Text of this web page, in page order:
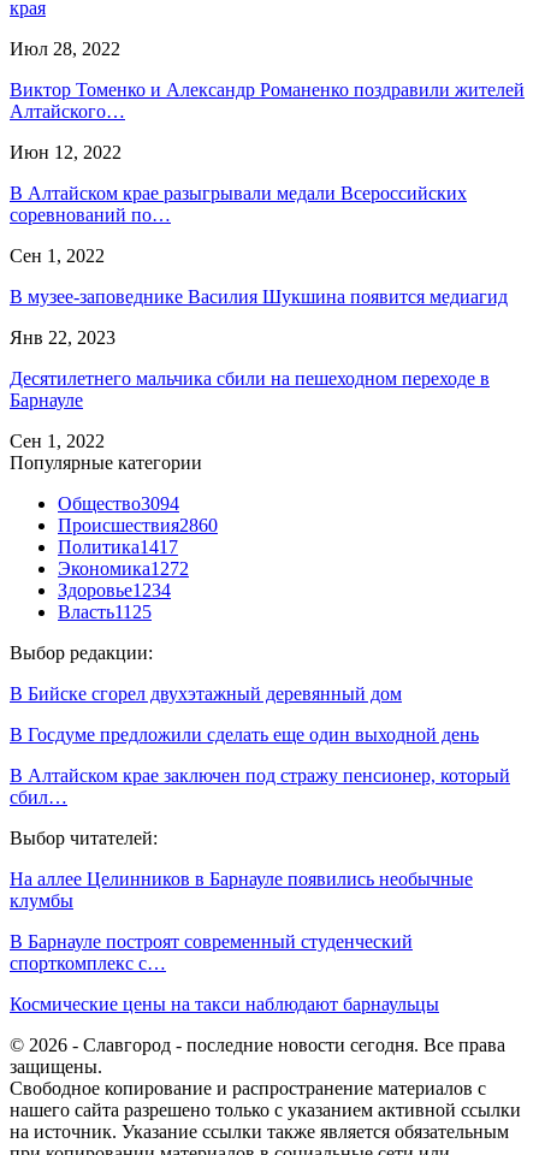
края
Июл 28, 2022
Виктор Томенко и Александр Романенко поздравили жителей
Алтайского…
Июн 12, 2022
В Алтайском крае разыгрывали медали Всероссийских
соревнований по…
Сен 1, 2022
В музее-заповеднике Василия Шукшина появится медиагид
Янв 22, 2023
Десятилетнего мальчика сбили на пешеходном переходе в
Барнауле
Сен 1, 2022
Популярные категории
Общество3094
Происшествия2860
Политика1417
Экономика1272
Здоровье1234
Власть1125
Выбор редакции:
В Бийске сгорел двухэтажный деревянный дом
В Госдуме предложили сделать еще один выходной день
В Алтайском крае заключен под стражу пенсионер, который
сбил…
Выбор читателей:
На аллее Целинников в Барнауле появились необычные
клумбы
В Барнауле построят современный студенческий
спорткомплекс с…
Космические цены на такси наблюдают барнаульцы
© 2026 - Славгород - последние новости сегодня. Все права
защищены.
Свободное копирование и распространение материалов с
нашего сайта разрешено только с указанием активной ссылки
на источник. Указание ссылки также является обязательным